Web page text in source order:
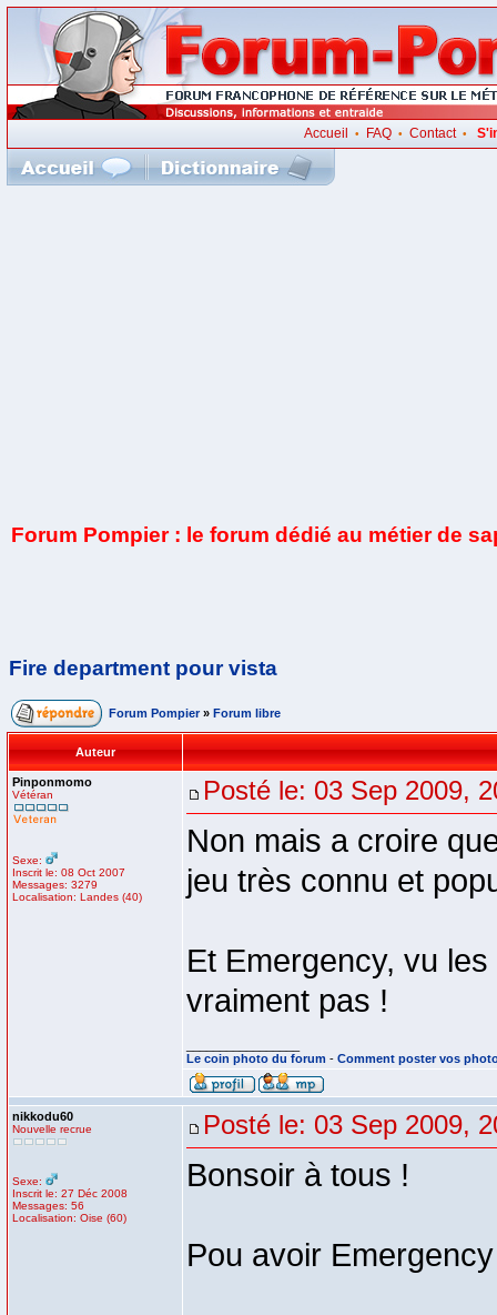
Accueil • FAQ• Contact•
Forum Pompier : le forum dédié au métier de
Fire department pour vista
Forum Pompier » Forum libre
Auteur
Pinponmomo
Vétéran
Sexe:
Inscrit le: 08 Oct 2007
Messages: 3279
Localisation: Landes (40)
Posté le: 03 Sep 2009,
Non mais a croire
jeu très connu et
Et Emergency, vu
vraiment pas !
Le coin photo du forum - Comment poster vos
nikkodu60
Nouvelle recrue
Sexe:
Inscrit le: 27 Déc 2008
Messages: 56
Localisation: Oise (60)
Posté le: 03 Sep 2009,
Bonsoir à tous !
Pou avoir